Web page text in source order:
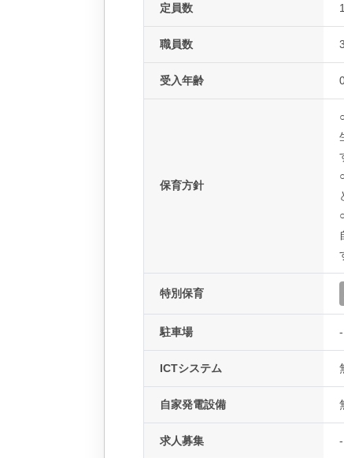
定員数
職員数
受入年齢
保育方針
特別保育
駐車場 -
ICTシステム
自家発電設備
求人募集 -